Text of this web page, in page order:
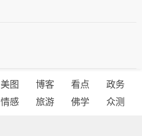
美图 博客 看点
政务
情感 旅游 佛学 众测